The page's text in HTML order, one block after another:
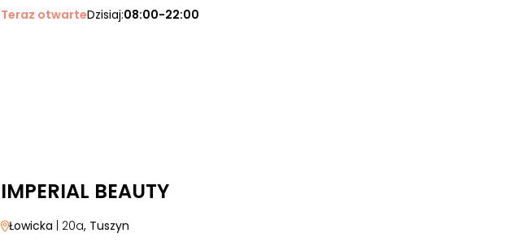
Teraz otwarteDzisiaj:08:00-22:00
IMPERIAL BEAUTY
Łowicka | 20a, Tuszyn